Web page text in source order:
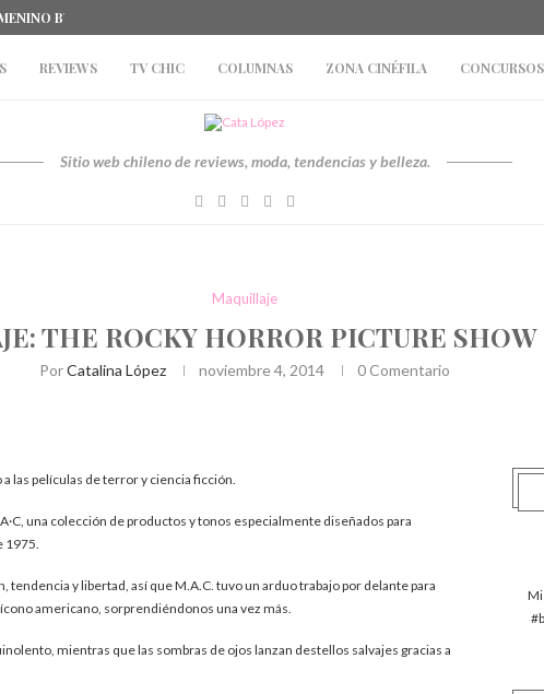
BY CAFFARENA
REVIEWS TV CHIC COLUMNAS ZONA CINÉFILA CONCURSOS
Sitio web chileno de reviews, moda, tendencias y belleza.
Maquillaje
THE ROCKY HORROR PICTURE SHOW
PorCatalina López noviembre 4, 2014 0 Comentario
las películas de terror y ciencia ficción.
una colección de productos y tonos especialmente diseñados para
1975.
y libertad, así que M.A.C. tuvo un arduo trabajo por delante para
americano, sorprendiéndonos una vez más.
mientras que las sombras de ojos lanzan destellos salvajes gracias a
Mi